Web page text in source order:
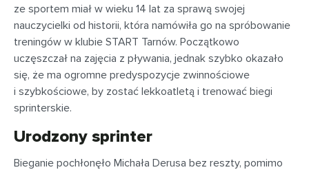
ze sportem miał w wieku 14 lat za sprawą swojej
nauczycielki od historii, która namówiła go na spróbowanie
treningów w klubie START Tarnów. Początkowo
uczęszczał na zajęcia z pływania, jednak szybko okazało
się, że ma ogromne predyspozycje zwinnościowe
i szybkościowe, by zostać lekkoatletą i trenować biegi
sprinterskie.
Urodzony sprinter
Bieganie pochłonęło Michała Derusa bez reszty, pomimo